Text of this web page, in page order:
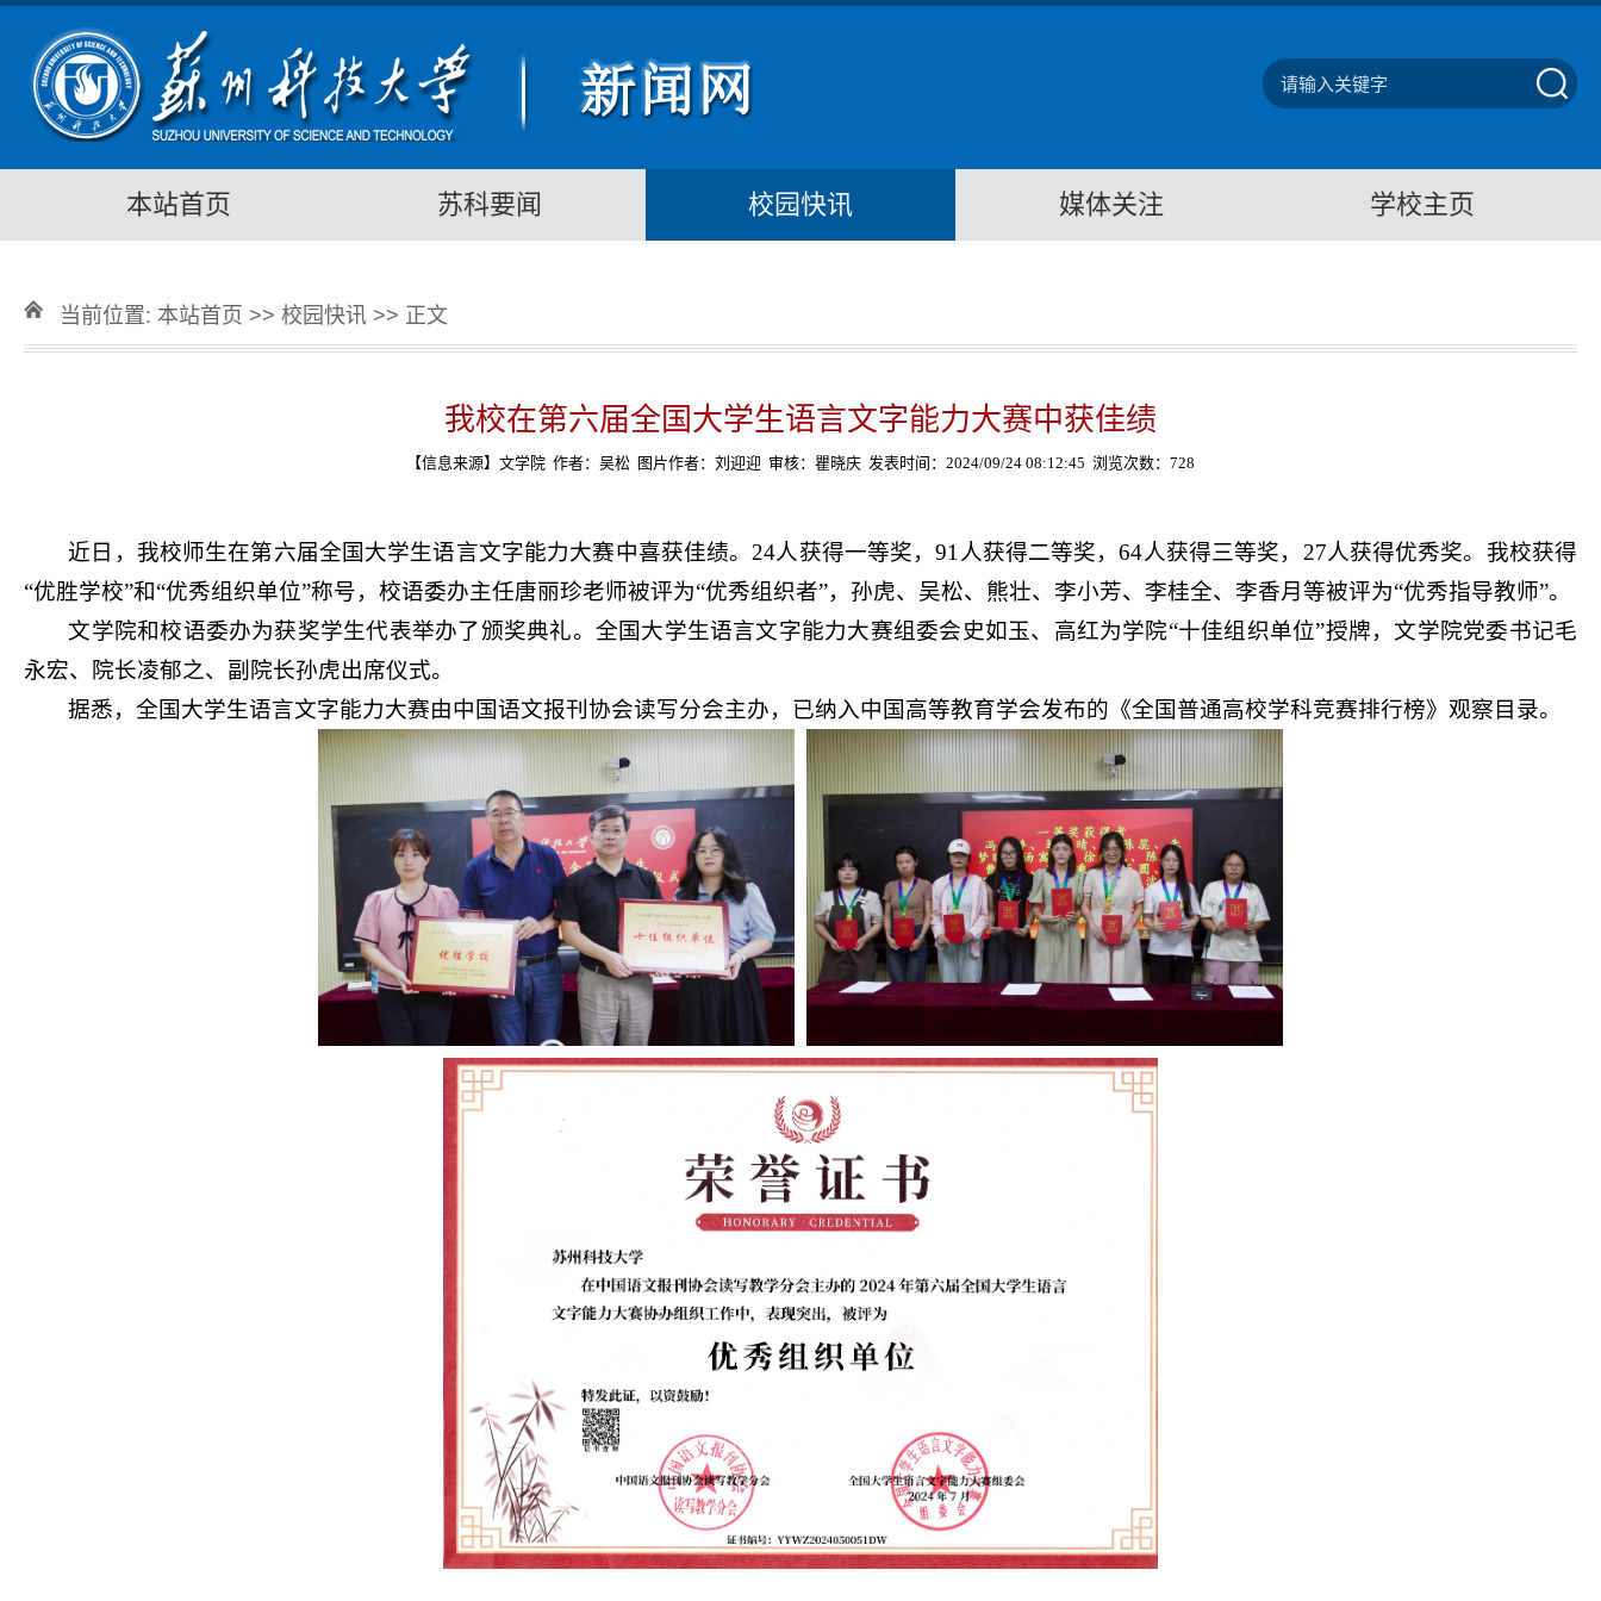
本站首页 苏科要闻 校园快讯 媒体关注 学校主页
当前位置: 本站首页 >> 校园快讯 >> 正文
我校在第六届全国大学生语言文字能力大赛中获佳绩
【信息来源】文学院 作者：吴松 图片作者：刘迎迎 审核：瞿晓庆 发表时间：2024/09/24 08:12:45 浏览次数： 728
近日，我校师生在第六届全国大学生语言文字能力大赛中喜获佳绩。24人获得一等奖，91人获得二等奖，64人获得三等奖，27人获得优秀奖。我校获得
“优胜学校”和“优秀组织单位”称号，校语委办主任唐丽珍老师被评为“优秀组织者”，孙虎、吴松、熊壮、李小芳、李桂全、李香月等被评为“优秀指导教师”。
文学院和校语委办为获奖学生代表举办了颁奖典礼。全国大学生语言文字能力大赛组委会史如玉、高红为学院“十佳组织单位”授牌，文学院党委书记毛
永宏、院长凌郁之、副院长孙虎出席仪式。
据悉，全国大学生语言文字能力大赛由中国语文报刊协会读写分会主办，已纳入中国高等教育学会发布的《全国普通高校学科竞赛排行榜》观察目录。